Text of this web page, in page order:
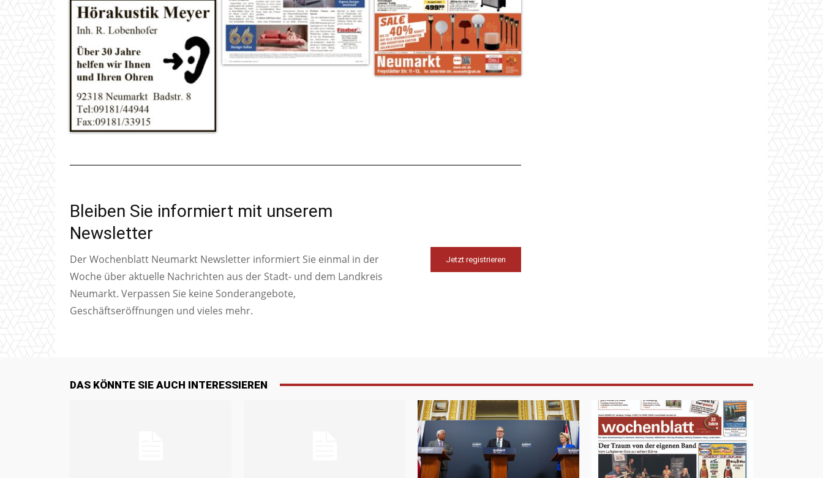
Bleiben Sie informiert mit unserem
Newsletter
Der Wochenblatt Neumarkt Newsletter informiert Sie einmal in der
Woche über aktuelle Nachrichten aus der Stadt- und dem Landkreis
Neumarkt. Verpassen Sie keine Sonderangebote,
Geschäftseröffnungen und vieles mehr.
Jetzt registrieren
DAS KÖNNTE SIE AUCH INTERESSIEREN